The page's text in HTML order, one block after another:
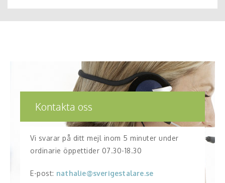
Kontakta oss
Vi svarar på ditt mejl inom 5 minuter under
ordinarie öppettider 07.30-18.30
E-post: nathalie@sverigestalare.se